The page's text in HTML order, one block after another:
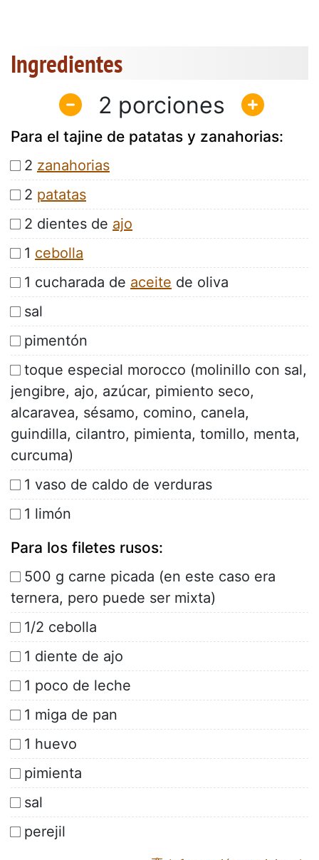
Ingredientes
2
Para el tajine de patatas y zanahorias:
2 zanahorias
2 patatas
2 dientes de ajo
1 cebolla
1 cucharada de aceite de oliva
sal
pimentón
toque especial morocco (molinillo con sal,
jengibre, ajo, azúcar, pimiento seco,
alcaravea, sésamo, comino, canela,
guindilla, cilantro, pimienta, tomillo, menta,
curcuma)
1 vaso de caldo de verduras
1 limón
Para los filetes rusos:
500 g carne picada (en este caso era
ternera, pero puede ser mixta)
1/2 cebolla
1 diente de ajo
1 poco de leche
1 miga de pan
1 huevo
pimienta
sal
perejil